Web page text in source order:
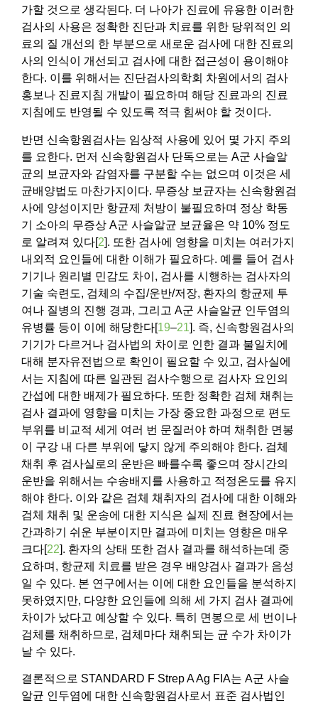
가할 것으로 생각된다. 더 나아가 진료에 유용한 이러한
검사의 사용은 정확한 진단과 치료를 위한 당위적인 의
료의 질 개선의 한 부분으로 새로운 검사에 대한 진료의
사의 인식이 개선되고 검사에 대한 접근성이 용이해야
한다. 이를 위해서는 진단검사의학회 차원에서의 검사
홍보나 진료지침 개발이 필요하며 해당 진료과의 진료
지침에도 반영될 수 있도록 적극 힘써야 할 것이다.
반면 신속항원검사는 임상적 사용에 있어 몇 가지 주의
를 요한다. 먼저 신속항원검사 단독으로는 A군 사슬알
균의 보균자와 감염자를 구분할 수는 없으며 이것은 세
균배양법도 마찬가지이다. 무증상 보균자는 신속항원검
사에 양성이지만 항균제 처방이 불필요하며 정상 학동
기 소아의 무증상 A군 사슬알균 보균율은 약 10% 정도
로 알려져 있다[2]. 또한 검사에 영향을 미치는 여러가지
내외적 요인들에 대한 이해가 필요하다. 예를 들어 검사
기기나 원리별 민감도 차이, 검사를 시행하는 검사자의
기술 숙련도, 검체의 수집/운반/저장, 환자의 항균제 투
여나 질병의 진행 경과, 그리고 A군 사슬알균 인두염의
유병률 등이 이에 해당한다[19–21]. 즉, 신속항원검사의
기기가 다르거나 검사법의 차이로 인한 결과 불일치에
대해 분자유전법으로 확인이 필요할 수 있고, 검사실에
서는 지침에 따른 일관된 검사수행으로 검사자 요인의
간섭에 대한 배제가 필요하다. 또한 정확한 검체 채취는
검사 결과에 영향을 미치는 가장 중요한 과정으로 편도
부위를 비교적 세게 여러 번 문질러야 하며 채취한 면봉
이 구강 내 다른 부위에 닿지 않게 주의해야 한다. 검체
채취 후 검사실로의 운반은 빠를수록 좋으며 장시간의
운반을 위해서는 수송배지를 사용하고 적정온도를 유지
해야 한다. 이와 같은 검체 채취자의 검사에 대한 이해와
검체 채취 및 운송에 대한 지식은 실제 진료 현장에서는
간과하기 쉬운 부분이지만 결과에 미치는 영향은 매우
크다[22]. 환자의 상태 또한 검사 결과를 해석하는데 중
요하며, 항균제 치료를 받은 경우 배양검사 결과가 음성
일 수 있다. 본 연구에서는 이에 대한 요인들을 분석하지
못하였지만, 다양한 요인들에 의해 세 가지 검사 결과에
차이가 났다고 예상할 수 있다. 특히 면봉으로 세 번이나
검체를 채취하므로, 검체마다 채취되는 균 수가 차이가
날 수 있다.
결론적으로 STANDARD F Strep A Ag FIA는 A군 사슬
알균 인두염에 대한 신속항원검사로서 표준 검사법인